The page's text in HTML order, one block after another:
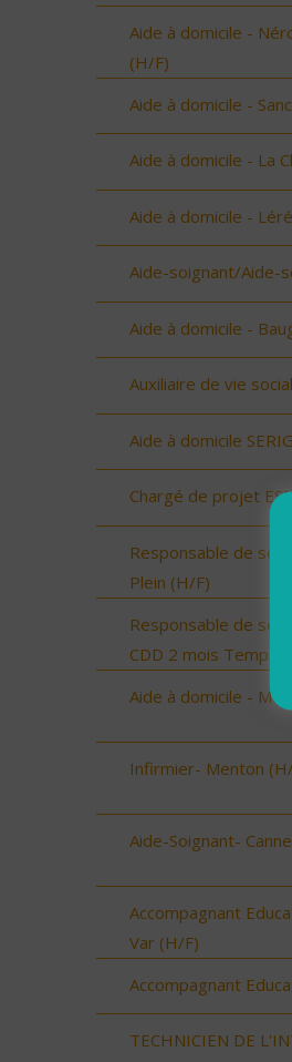
Aide à domicile -
(H/F)
Aide à domicile -
Aide à domicile - La
Aide à domicile -
Aide-soignant/Aide-
Aide à domicile -
Auxiliaire de vie
Aide à domicile
Chargé de projet
Responsable de
Plein (H/F)
Responsable de
CDD 2 mois Temps
Aide à domicile -
Infirmier- Menton
Aide-Soignant-
Accompagnant
Var (H/F)
Accompagnant
TECHNICIEN DE